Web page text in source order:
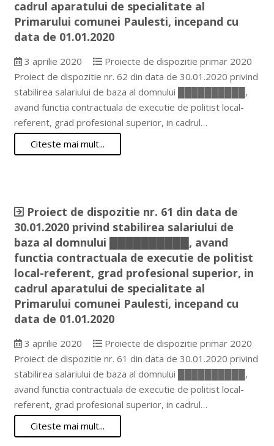
cadrul aparatului de specialitate al
Primarului comunei Paulesti, incepand cu
data de 01.01.2020
3 aprilie 2020
Proiecte de dispozitie primar 2020
Proiect de dispozitie nr. 62 din data de 30.01.2020 privind
stabilirea salariului de baza al domnului ██████████,
avand functia contractuala de executie de politist local-
referent, grad profesional superior, in cadrul…
Citeste mai mult...
Proiect de dispozitie nr. 61 din data de
30.01.2020 privind stabilirea salariului de
baza al domnului ██████████, avand
functia contractuala de executie de politist
local-referent, grad profesional superior, in
cadrul aparatului de specialitate al
Primarului comunei Paulesti, incepand cu
data de 01.01.2020
3 aprilie 2020
Proiecte de dispozitie primar 2020
Proiect de dispozitie nr. 61 din data de 30.01.2020 privind
stabilirea salariului de baza al domnului ██████████,
avand functia contractuala de executie de politist local-
referent, grad profesional superior, in cadrul…
Citeste mai mult...